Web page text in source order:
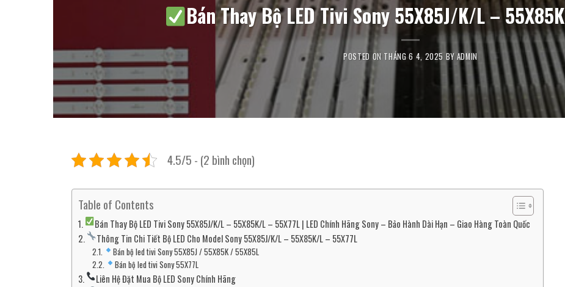
Bán Thay Bộ LED Tivi Sony 55X85J/K/L –
POSTED ON THÁNG 6 4, 2025 BY ADMIN
4.5/5 - (2 bình chọn)
Table of Contents
Bán Thay Bộ LED Tivi Sony 55X85J/K/L – 55X85K/L – 55X77L | LED Chính Hãng Sony – Bảo Hành Dài Hạn – Giao Hàng Toàn Quốc
Thông Tin Chi Tiết Bộ LED Cho Model Sony 55X85J/K/L – 55X85K/L – 55X77L
Bán bộ led tivi Sony 55X85J / 55X85K / 55X85L
Bán bộ led tivi Sony 55X77L
Liên Hệ Đặt Mua Bộ LED Sony Chính Hãng